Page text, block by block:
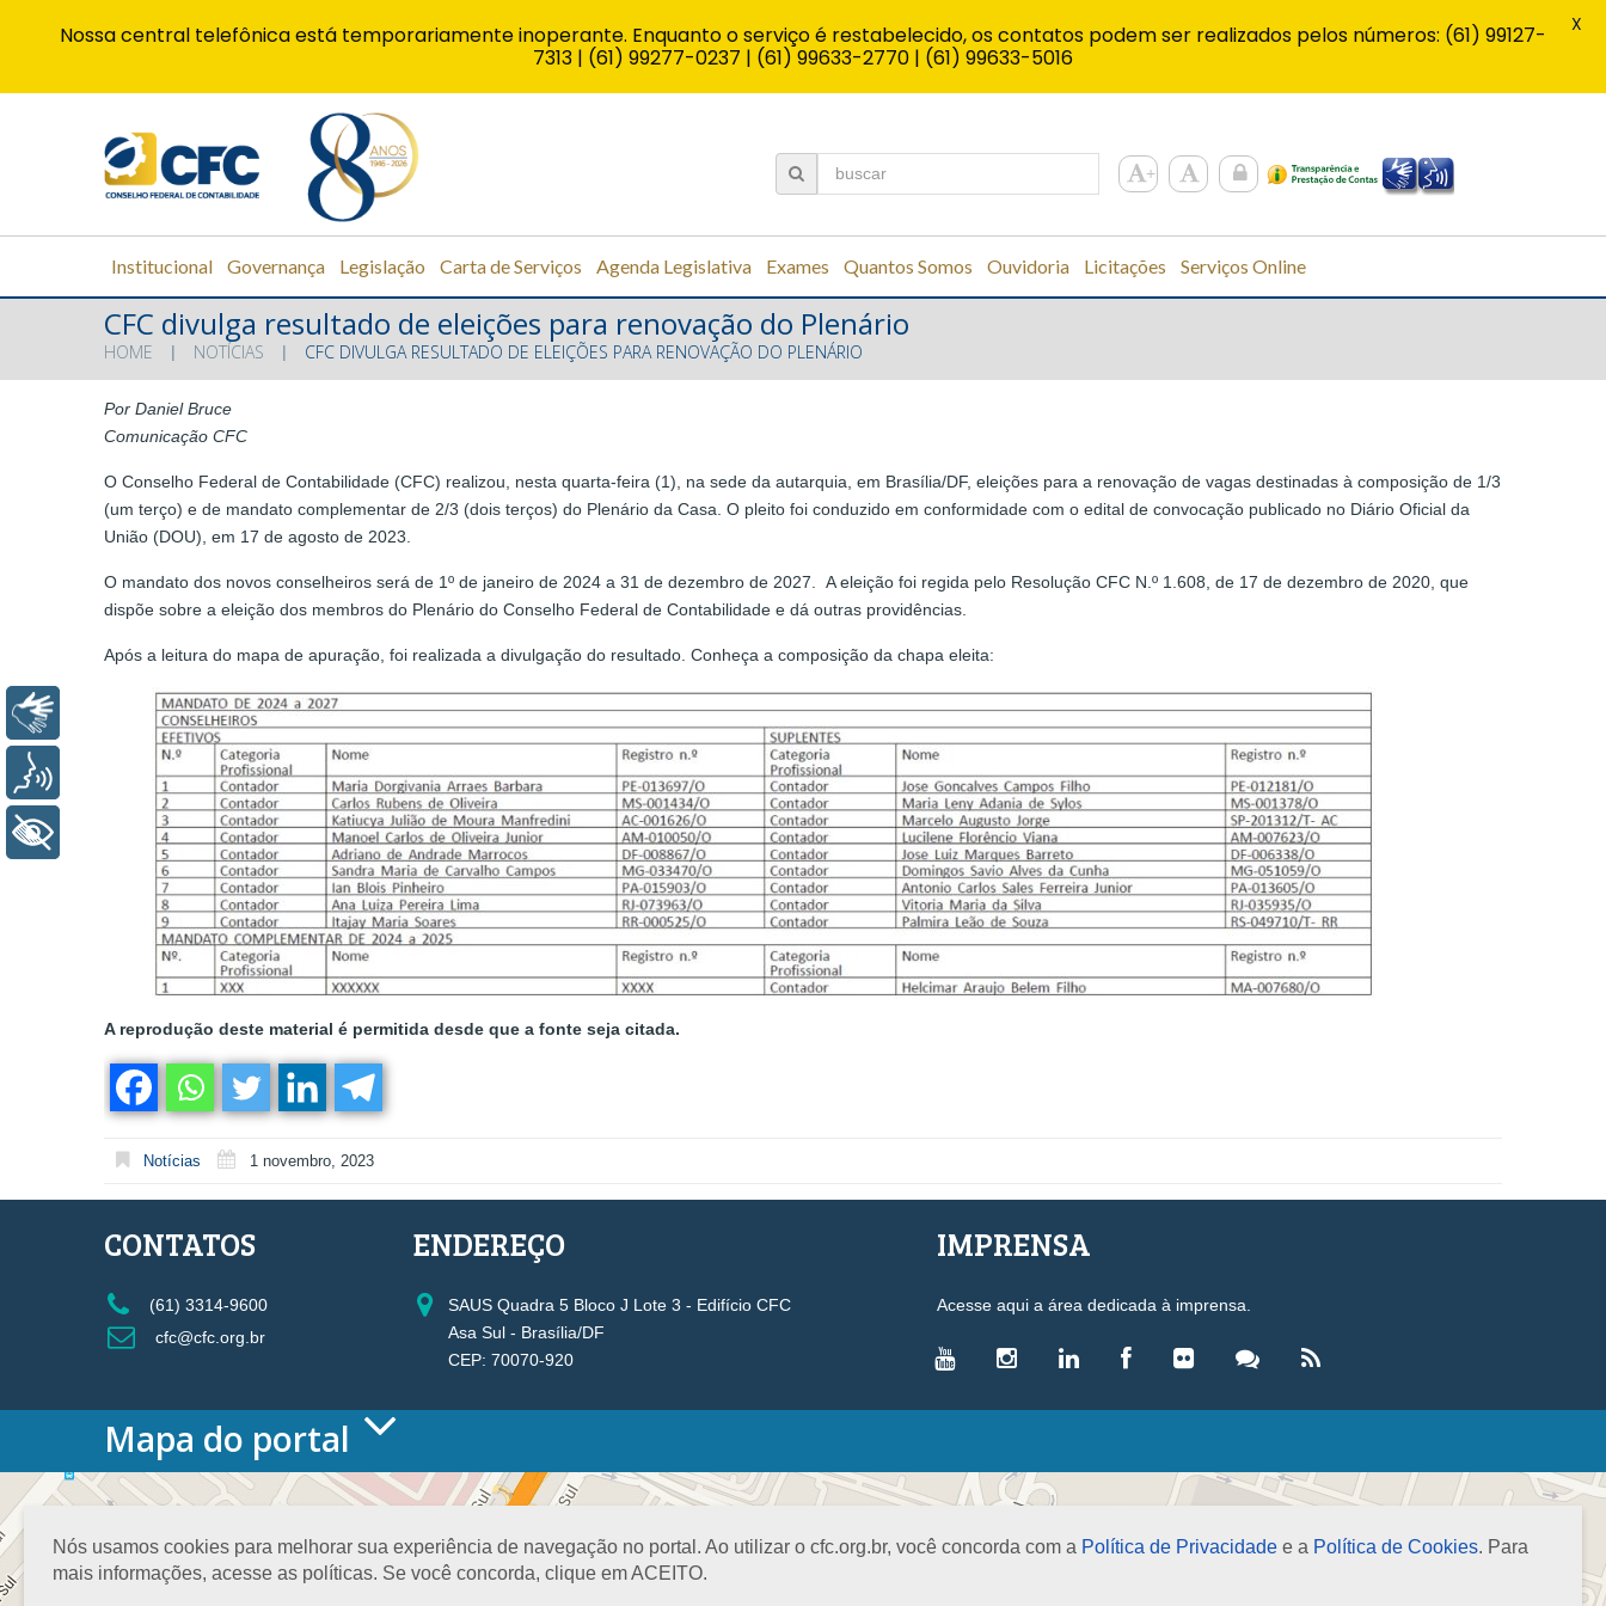
Institucional Governança Legislação Carta de Serviços Agenda Legislativa Exames Quantos Somos Ouvidoria Licitações Serviços Online
CFC divulga resultado de eleições para renovação do Plenário
HOME NOTÍCIAS CFC DIVULGA RESULTADO DE ELEIÇÕES PARA RENOVAÇÃO DO PLENÁRIO
Por Daniel Bruce
Comunicação CFC
O Conselho Federal de Contabilidade (CFC) realizou, nesta quarta-feira (1), na sede da autarquia, em Brasília/DF, eleições para a renovação de vagas destinadas à composição de 1/3
(um terço) e de mandato complementar de 2/3 (dois terços) do Plenário da Casa. O pleito foi conduzido em conformidade com o edital de convocação publicado no Diário Oficial da
União (DOU), em 17 de agosto de 2023.
O mandato dos novos conselheiros será de 1º de janeiro de 2024 a 31 de dezembro de 2027. A eleição foi regida pelo Resolução CFC N.º 1.608, de 17 de dezembro de 2020, que
dispõe sobre a eleição dos membros do Plenário do Conselho Federal de Contabilidade e dá outras providências.
Após a leitura do mapa de apuração, foi realizada a divulgação do resultado. Conheça a composição da chapa eleita:
A reprodução deste material é permitida desde que a fonte seja citada.
Notícias 1 novembro, 2023
Nós usamos cookies para melhorar sua experiência de navegação no portal. Ao utilizar o cfc.org.br, você concorda com a Política de Privacidade e a Política de Cookies. Para
mais informações, acesse as políticas. Se você concorda, clique em ACEITO.
CONTATOS
(61) 3314-9600
cfc@cfc.org.br
ENDEREÇO
SAUS Quadra 5 Bloco J Lote 3 - Edifício CFC
Asa Sul - Brasília/DF
CEP: 70070-920
IMPRENSA
Acesse aqui a área dedicada à imprensa.
Mapa do portal
HOME
O CONSELHO
Conselho Diretor
Nossa Sede
Planejamento
VICE-PRESIDÊNCIAS
Administrativa
Controle Interno
Desenvolvimento Profissional
LEGISLAÇÃO
Leis
Decretos-Lei
Nossa central telefônica está temporariamente inoperante. Enquanto o serviço é restabelecido, os contatos podem ser realizados pelos números: (61) 99127-
7313 | (61) 99277-0237 | (61) 99633-2770 | (61) 99633-5016
X
+ Acessibilidade